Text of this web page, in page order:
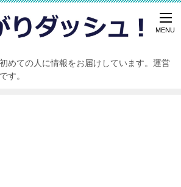
めての人に情報をお届けしています。運営
す。